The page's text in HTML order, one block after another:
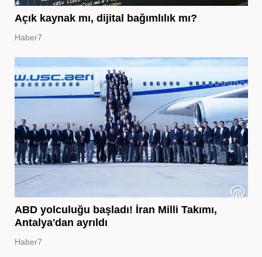
Açık kaynak mı, dijital bağımlılık mı?
Haber7
ABD yolculuğu başladı! İran Milli Takımı,
Antalya'dan ayrıldı
Haber7